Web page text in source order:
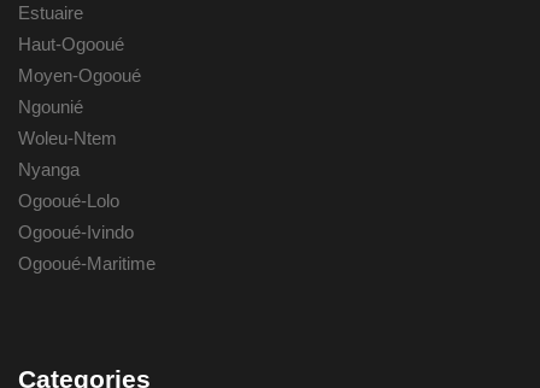
Estuaire
Haut-Ogooué
Moyen-Ogooué
Ngounié
Woleu-Ntem
Nyanga
Ogooué-Lolo
Ogooué-Ivindo
Ogooué-Maritime
Categories